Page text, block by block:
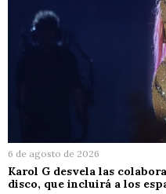
6 de agosto de 2026
Karol G desvela las
disco, que incluirá a los